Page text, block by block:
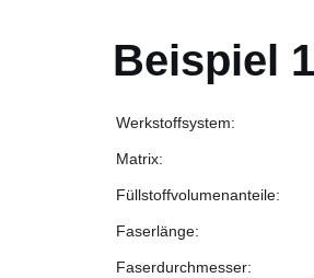
Beispiel 1
Werkstoffsystem:
Matrix:
Füllstoffvolumenanteile:
Faserlänge:
Faserdurchmesser: